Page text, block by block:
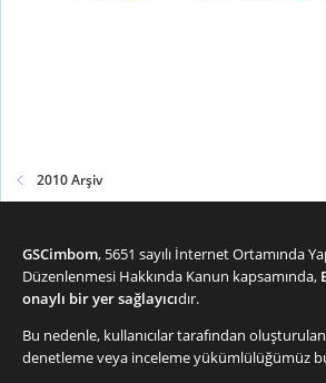
2010 Arşiv
GSCimbom, 5651 sayılı İnternet Ortamında
Düzenlenmesi Hakkında Kanun kapsamında,
onaylı bir yer sağlayıcıdır.
Bu nedenle, kullanıcılar tarafından
denetleme veya inceleme yükümlülüğümüz